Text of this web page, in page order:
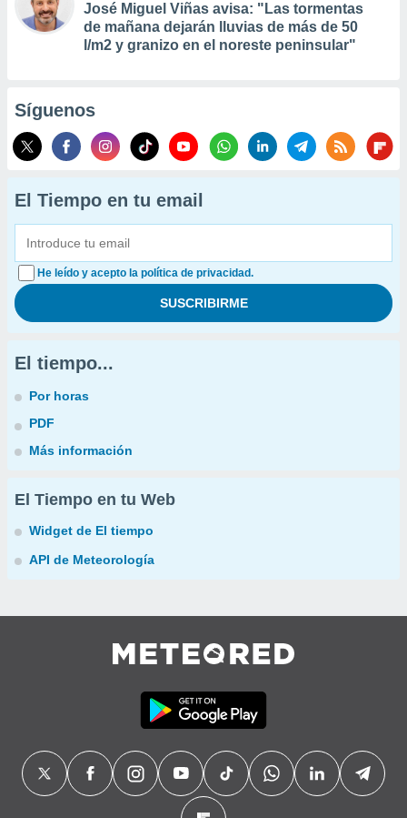
José Miguel Viñas avisa: "Las tormentas
de mañana dejarán lluvias de más de 50
l/m2 y granizo en el noreste peninsular"
Síguenos
El Tiempo en tu email
He leído y acepto la política de privacidad.
El tiempo...
Por horas
PDF
Más información
El Tiempo en tu Web
Widget de El tiempo
API de Meteorología